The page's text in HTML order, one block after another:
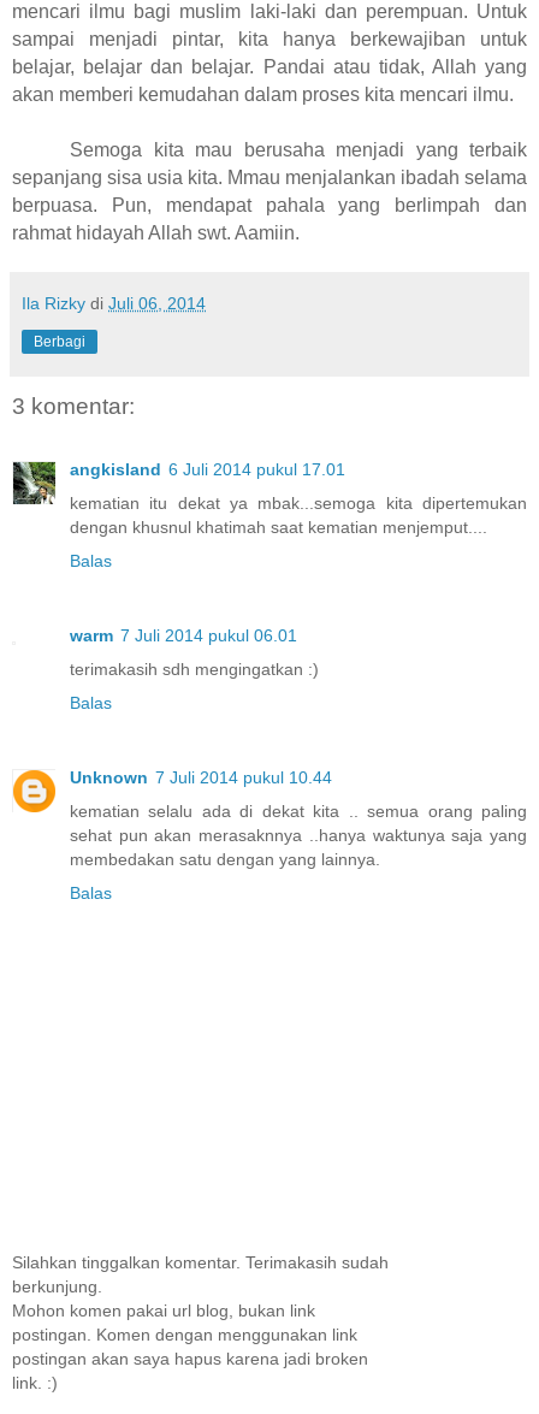
mencari ilmu bagi muslim laki-laki dan perempuan. Untuk
sampai menjadi pintar, kita hanya berkewajiban untuk
belajar, belajar dan belajar. Pandai atau tidak, Allah yang
akan memberi kemudahan dalam proses kita mencari ilmu.
Semoga kita mau berusaha menjadi yang terbaik
sepanjang sisa usia kita. Mmau menjalankan ibadah selama
berpuasa. Pun, mendapat pahala yang berlimpah dan
rahmat hidayah Allah swt. Aamiin.
Ila Rizky di Juli 06, 2014
Berbagi
3 komentar:
angkisland 6 Juli 2014 pukul 17.01
kematian itu dekat ya mbak...semoga kita dipertemukan
dengan khusnul khatimah saat kematian menjemput....
Balas
warm 7 Juli 2014 pukul 06.01
terimakasih sdh mengingatkan :)
Balas
Unknown 7 Juli 2014 pukul 10.44
kematian selalu ada di dekat kita .. semua orang paling
sehat pun akan merasaknnya ..hanya waktunya saja yang
membedakan satu dengan yang lainnya.
Balas
Silahkan tinggalkan komentar. Terimakasih sudah
berkunjung.
Mohon komen pakai url blog, bukan link
postingan. Komen dengan menggunakan link
postingan akan saya hapus karena jadi broken
link. :)